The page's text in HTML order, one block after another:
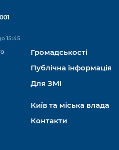
15:45
Громадськості
Публічна інформація
Для ЗМІ
Київ та міська влада
Контакти